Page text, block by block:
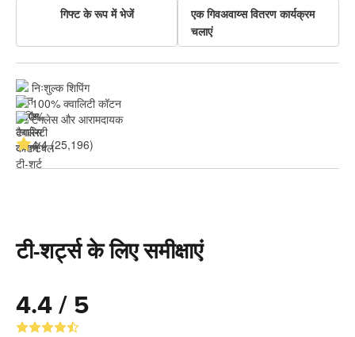
गिफ्ट के रूप में भेजें
एक गिवअवाय्स वितरण कार्यक्रम
चलाएं
निःशुल्क शिपिंग
100% क्वालिटी कॉटन
टैगलेस और आरामदायक
4.4 (25,196)
टी-शर्ट्स के लिए समीक्षाएं
4.4 / 5